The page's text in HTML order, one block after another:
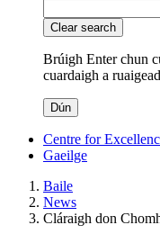
Clear search
Brúigh Enter chun
cuardaigh a
Dún
Centre for
Gaeilge
Baile
News
Cláraigh don